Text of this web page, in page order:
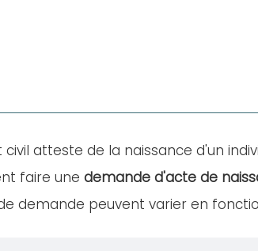
civil atteste de la naissance d'un
faire une demande d'acte de
demande peuvent varier en